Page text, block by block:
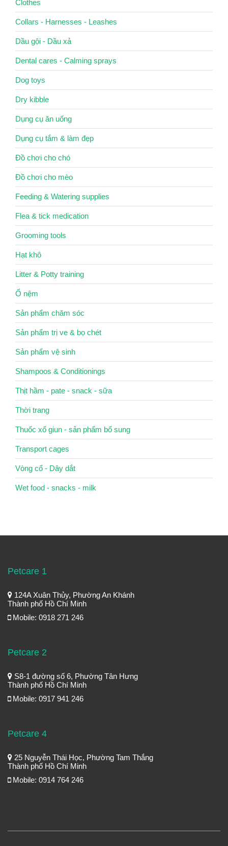
Clothes
Collars - Harnesses - Leashes
Dầu gội - Dầu xả
Dental cares - Calming sprays
Dog toys
Dry kibble
Dụng cụ ăn uống
Dụng cụ tắm & làm đẹp
Đồ chơi cho chó
Đồ chơi cho mèo
Feeding & Watering supplies
Flea & tick medication
Grooming tools
Hạt khô
Litter & Potty training
Ổ nệm
Sản phẩm chăm sóc
Sản phẩm trị ve & bọ chét
Sản phẩm vệ sinh
Shampoos & Conditionings
Thịt hầm - pate - snack - sữa
Thời trang
Thuốc xổ giun - sản phẩm bổ sung
Transport cages
Vòng cổ - Dây dắt
Wet food - snacks - milk
Petcare 1
124A Xuân Thủy, Phường An Khánh
Thành phố Hồ Chí Minh
Mobile: 0918 271 246
Petcare 2
S8-1 đường số 6, Phường Tân Hưng
Thành phố Hồ Chí Minh
Mobile: 0917 941 246
Petcare 4
25 Nguyễn Thái Học, Phường Tam Thắng
Thành phố Hồ Chí Minh
Mobile: 0914 764 246